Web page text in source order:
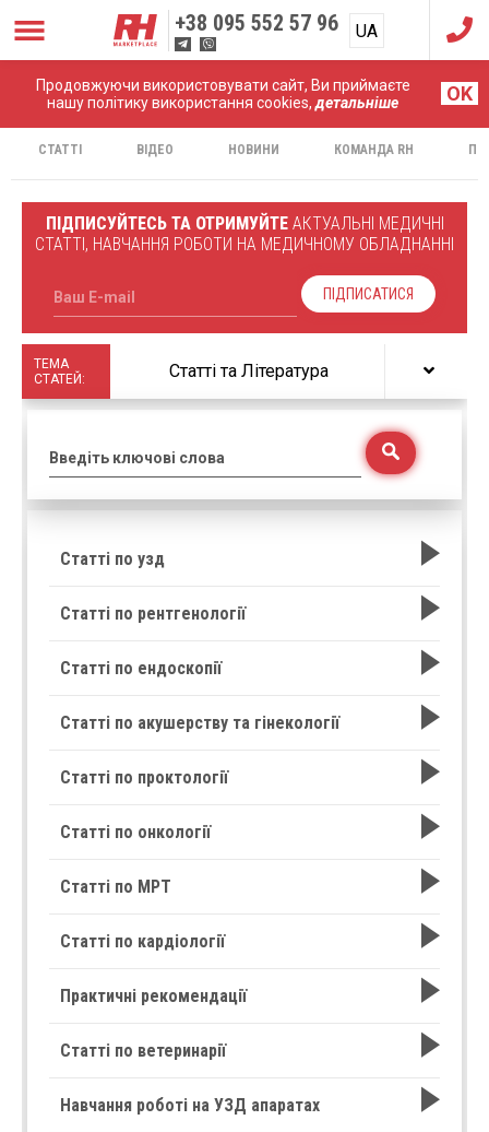
Продовжуючи використовувати сайт, Ви приймаєте
нашу політику використання cookies,детальніше OK
+38 095 552 57 96 UA
RU
Головна Статті
СТАТТІ ВІДЕО НОВИНИ КОМАНДА RH
ПІДПИСУЙТЕСЬ ТА ОТРИМУЙТЕАКТУАЛЬНІ МЕДИЧНІ
СТАТТІ, НАВЧАННЯ РОБОТИ НА МЕДИЧНОМУ ОБЛАДНАННІ
Ваш E-mail ПІДПИСАТИСЯ
ТЕМА
СТАТЕЙ:
Статті та Література
Введіть ключові слова
Статті по узд
Статті по рентгенології
Статті по ендоскопії
Статті по акушерству та гінекології
Статті по проктології
Статті по онкології
Статті по МРТ
Статті по кардіології
Практичні рекомендації
Статті по ветеринарії
Навчання роботі на УЗД апаратах